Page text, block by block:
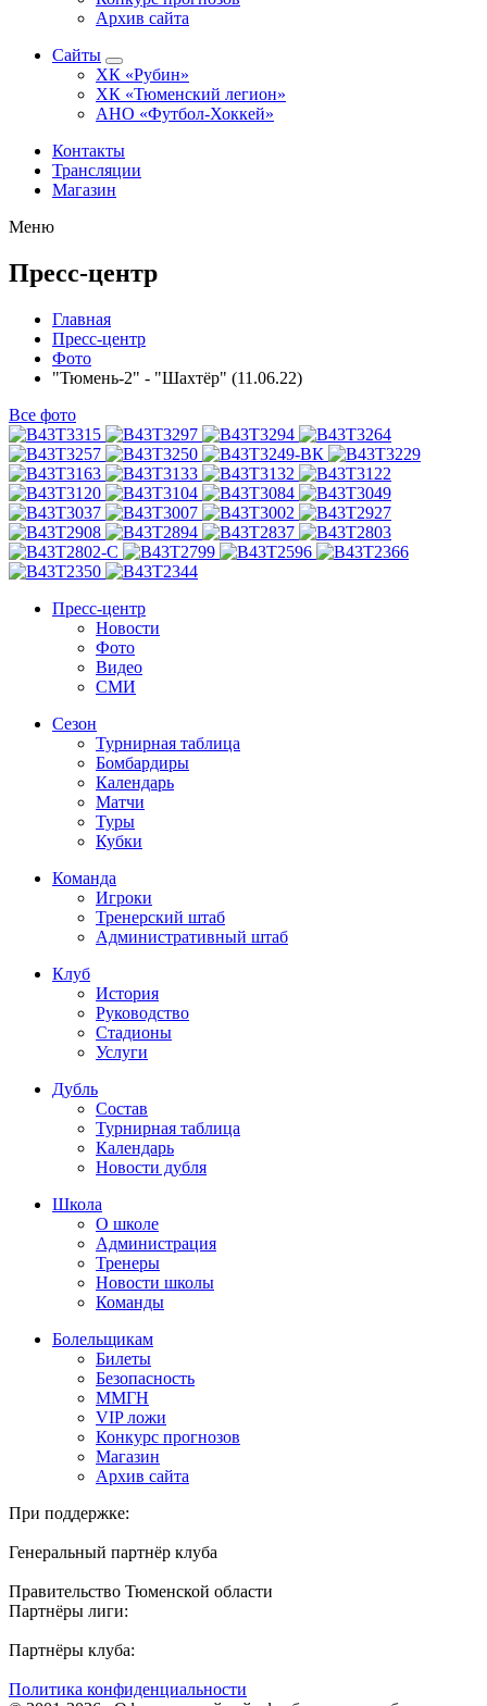
Архив сайта
Сайты
ХК «Рубин»
ХК «Тюменский легион»
АНО «Футбол-Хоккей»
Контакты
Трансляции
Магазин
Меню
Пресс-центр
Главная
Пресс-центр
Фото
"Тюмень-2" - "Шахтёр" (11.06.22)
Все фото
Пресс-центр
Новости
Фото
Видео
СМИ
Сезон
Турнирная таблица
Бомбардиры
Календарь
Матчи
Туры
Кубки
Команда
Игроки
Тренерский штаб
Административный штаб
Клуб
История
Руководство
Стадионы
Услуги
Дубль
Состав
Турнирная таблица
Календарь
Новости дубля
Школа
О школе
Администрация
Тренеры
Новости школы
Команды
Болельщикам
Билеты
Безопасность
ММГН
VIP ложи
Конкурс прогнозов
Магазин
Архив сайта
При поддержке:
Генеральный партнёр клуба
Правительство Тюменской области
Партнёры лиги:
Партнёры клуба:
Политика конфиденциальности